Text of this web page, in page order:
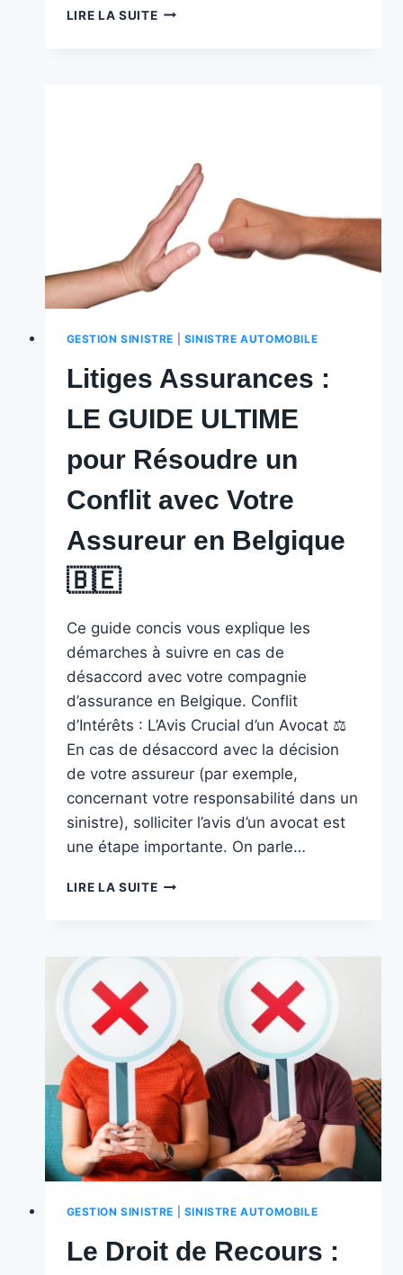
LIRE LA SUITEFRANCHISE
POUR
COMPRENDRE
ET
OPTIMISER
VOTRE
COUVERTURE
OMNIUM
🇧🇪
GESTION SINISTRE SINISTRE AUTOMOBILE
Litiges Assurances :
LE GUIDE ULTIME
pour Résoudre un
Conflit avec Votre
Assureur en Belgique
🇧🇪
Ce guide concis vous explique les
démarches à suivre en cas de
désaccord avec votre compagnie
d’assurance en Belgique. Conflit
d’Intérêts : L’Avis Crucial d’un Avocat ‍⚖️
En cas de désaccord avec la décision
de votre assureur (par exemple,
concernant votre responsabilité dans un
sinistre), solliciter l’avis d’un avocat est
une étape importante. On parle…
LIRE LA SUITELITIGES
ULTIME
RÉSOUDRE
UN
CONFLIT
AVEC
VOTRE
ASSUREUR
EN
BELGIQUE
🇧🇪
GESTION SINISTRE SINISTRE AUTOMOBILE
Le Droit de Recours :